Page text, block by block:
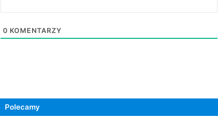
0 KOMENTARZY
Polecamy